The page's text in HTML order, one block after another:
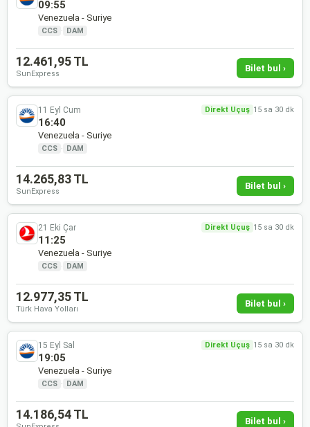
09:55
Venezuela - Suriye
CCS · DAM
12.461,95 TL
SunExpress
Bilet bul ›
11 Eyl Cum Direkt Uçuş 15 sa 30 dk
16:40
Venezuela - Suriye
CCS · DAM
14.265,83 TL
SunExpress
Bilet bul ›
21 Eki Çar Direkt Uçuş 15 sa 30 dk
11:25
Venezuela - Suriye
CCS · DAM
12.977,35 TL
Türk Hava Yolları
Bilet bul ›
15 Eyl Sal Direkt Uçuş 15 sa 30 dk
19:05
Venezuela - Suriye
CCS · DAM
14.186,54 TL Bilet bul ›